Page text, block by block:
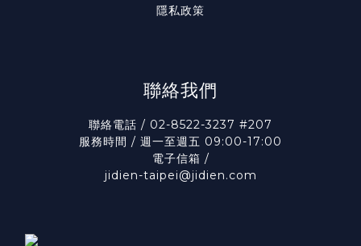
隱私政策
聯絡我們
聯絡電話 / 02-8522-3237 #207
服務時間 / 週一至週五 09:00-17:00
電子信箱 /
jidien-taipei@jidien.com